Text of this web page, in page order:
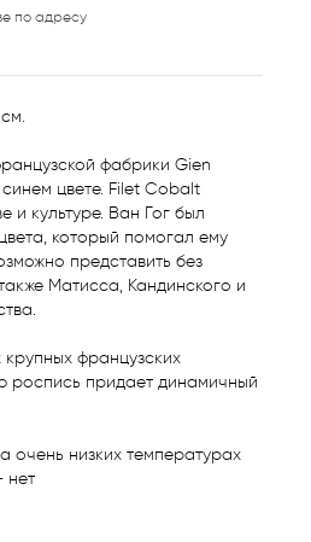
по адресу
фабрики Gien
цвете. Filet Cobalt
и культуре. Ван Гог был
который помогал ему
представить без
Матисса, Кандинского и
французских
роспись придает динамичный
низких температурах
нет